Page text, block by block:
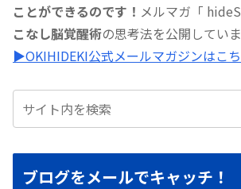
ことができるのです！ メルマガ「
こなし脳覚醒術の思考法を公開していま
▶︎OKIHIDEKI公式メールマガジンはこ
ブログをメールでキャッチ！